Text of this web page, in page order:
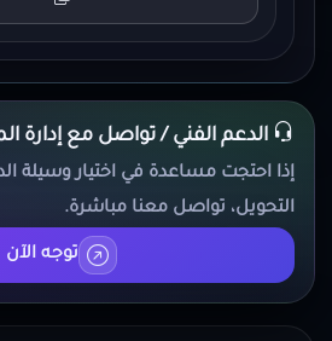
الدعم الفني / تواصل مع إدارة
إذا احتجت مساعدة في اختيار وسيلة
التحويل، تواصل معنا مباشرة.
توجه الآن